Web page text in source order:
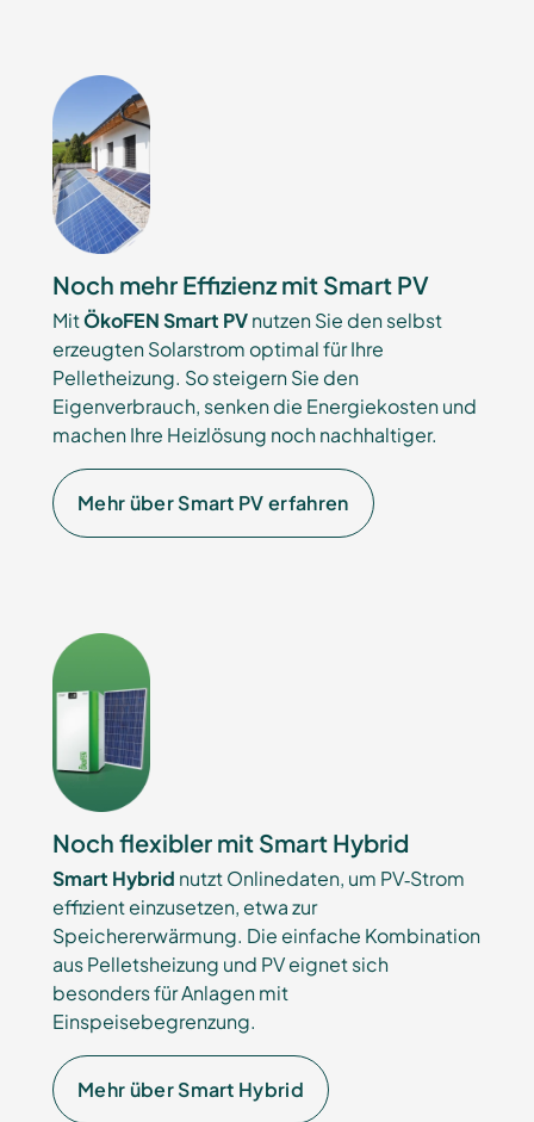
Noch mehr Effizienz mit Smart PV
MitÖkoFEN Smart PVnutzen Sie den selbst
erzeugten Solarstrom optimal für Ihre
Pelletheizung. So steigern Sie den
Eigenverbrauch, senken die Energiekosten und
machen Ihre Heizlösung noch nachhaltiger.
Mehr über Smart PV erfahren
Noch flexibler mit Smart Hybrid
Smart Hybrid nutzt Onlinedaten, um PV‑Strom
effizient einzusetzen, etwa zur
Speichererwärmung. Die einfache Kombination
aus Pelletsheizung und PV eignet sich
besonders für Anlagen mit
Einspeisebegrenzung.
Mehr über Smart Hybrid